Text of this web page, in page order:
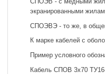
экранированными
СПОЭВЭ - то же, в
К марке кабелей с
Пример условного
Кабель СПОВ 3x70